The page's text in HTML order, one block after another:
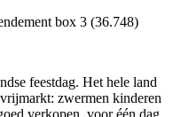
box 3 (36.748)
feestdag. Het hele land
zwermen kinderen
verkopen, voor één dag